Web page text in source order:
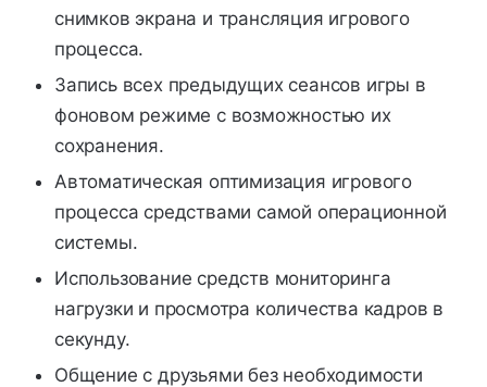
снимков экрана и трансляция игрового
процесса.
Запись всех предыдущих сеансов игры в
фоновом режиме с возможностью их
сохранения.
Автоматическая оптимизация игрового
процесса средствами самой операционной
системы.
Использование средств мониторинга
нагрузки и просмотра количества кадров в
секунду.
Общение с друзьями без необходимости